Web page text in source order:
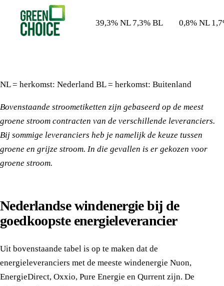
39,3% NL 7,3% BL 0,8% NL
NL = herkomst: Nederland BL = herkomst: Buitenland
Bovenstaande stroometiketten zijn gebaseerd op de meest
groene stroom contracten van de verschillende leveranciers.
Bij sommige leveranciers heb je namelijk de keuze tussen
groene en grijze stroom. In die gevallen is er gekozen voor
groene stroom.
Nederlandse windenergie bij de
goedkoopste energieleverancier
Uit bovenstaande tabel is op te maken dat de
energieleveranciers met de meeste windenergie Nuon,
EnergieDirect, Oxxio, Pure Energie en Qurrent zijn. De